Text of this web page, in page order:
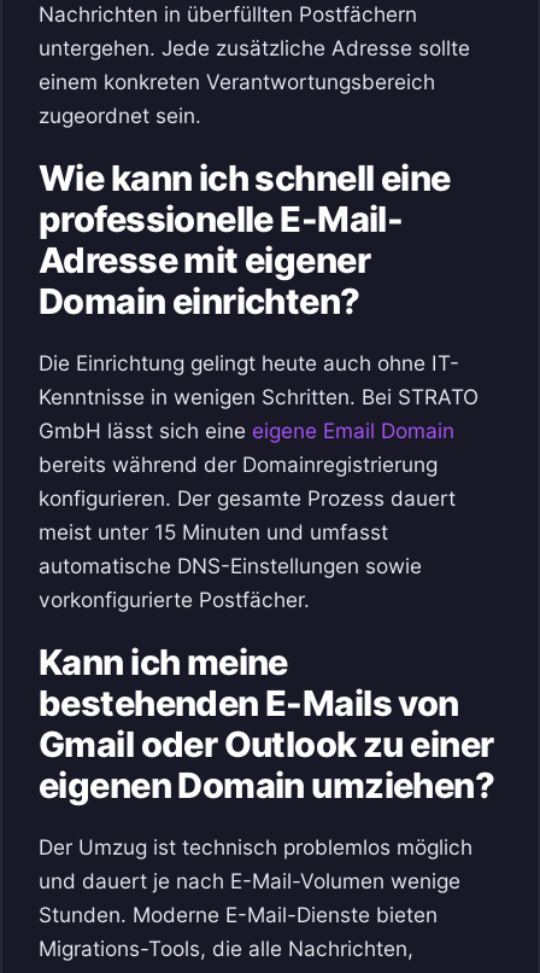
Nachrichten in überfüllten Postfächern
untergehen. Jede zusätzliche Adresse sollte
einem konkreten Verantwortungsbereich
zugeordnet sein.
Wie kann ich schnell eine
professionelle E-Mail-
Adresse mit eigener
Domain einrichten?
Die Einrichtung gelingt heute auch ohne IT-
Kenntnisse in wenigen Schritten. Bei STRATO
GmbH lässt sich eine eigene Email Domain
bereits während der Domainregistrierung
konfigurieren. Der gesamte Prozess dauert
meist unter 15 Minuten und umfasst
automatische DNS-Einstellungen sowie
vorkonfigurierte Postfächer.
Kann ich meine
bestehenden E-Mails von
Gmail oder Outlook zu einer
eigenen Domain umziehen?
Der Umzug ist technisch problemlos möglich
und dauert je nach E-Mail-Volumen wenige
Stunden. Moderne E-Mail-Dienste bieten
Migrations-Tools, die alle Nachrichten,